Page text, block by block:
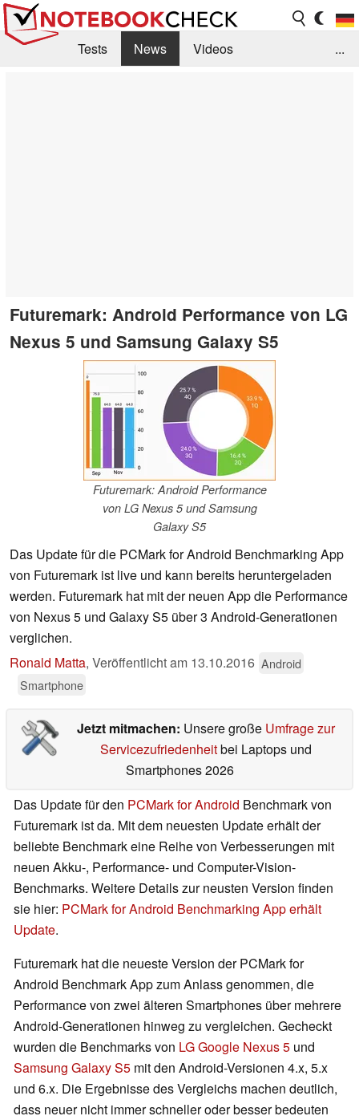
Tests News
Videos
...
Futuremark: Android Performance von LG
Nexus 5 und Samsung Galaxy S5
Futuremark: Android Performance
von LG Nexus 5 und Samsung
Galaxy S5
Das Update für die PCMark for Android Benchmarking App
von Futuremark ist live und kann bereits heruntergeladen
werden. Futuremark hat mit der neuen App die Performance
von Nexus 5 und Galaxy S5 über 3 Android-Generationen
verglichen.
Ronald Matta, Veröffentlicht am 13.10.2016 Android
Smartphone
Jetzt mitmachen: Unsere große Umfrage zur
Servicezufriedenheitbei Laptops und
Smartphones 2026
Das Update für den PCMark for Android Benchmark von
Futuremark ist da. Mit dem neuesten Update erhält der
beliebte Benchmark eine Reihe von Verbesserungen mit
neuen Akku-, Performance- und Computer-Vision-
Benchmarks. Weitere Details zur neusten Version finden
sie hier: PCMark for Android Benchmarking App erhält
Update.
Futuremark hat die neueste Version der PCMark for
Android Benchmark App zum Anlass genommen, die
Performance von zwei älteren Smartphones über mehrere
Android-Generationen hinweg zu vergleichen. Gecheckt
wurden die Benchmarks von LG Google Nexus 5 und
Samsung Galaxy S5 mit den Android-Versionen 4.x, 5.x
und 6.x. Die Ergebnisse des Vergleichs machen deutlich,
dass neuer nicht immer schneller oder besser bedeuten